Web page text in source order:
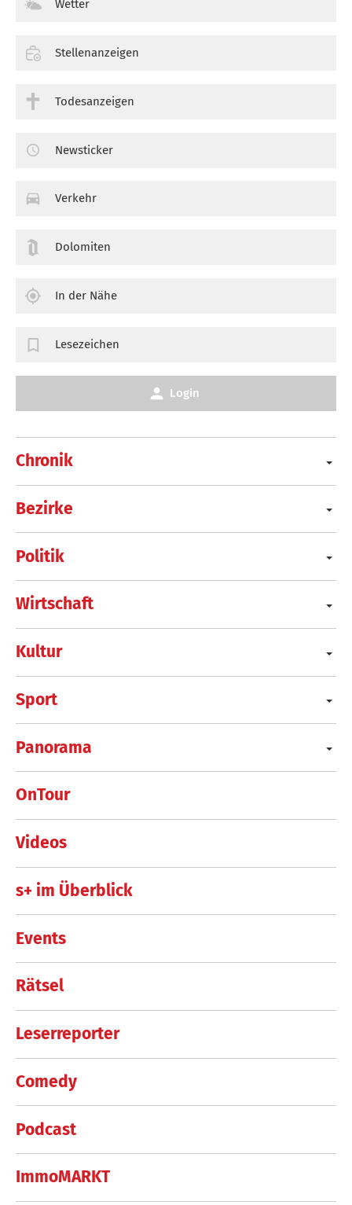
Chronik
Bezirke
Politik
Wirtschaft
Kultur
Sport
Panorama
OnTour
Videos
s+ im Überblick
Events
Rätsel
Leserreporter
Comedy
Podcast
ImmoMARKT
Wetter
Stellenanzeigen
Todesanzeigen
Newsticker
Verkehr
Dolomiten
In der Nähe
Lesezeichen
Login